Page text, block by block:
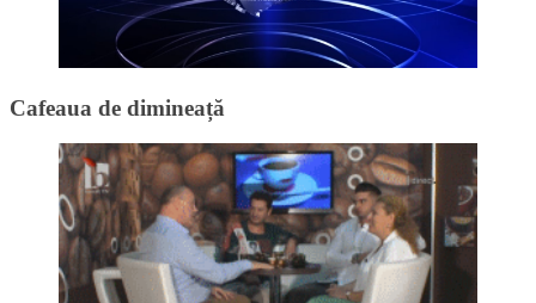
Cafeaua de dimineață